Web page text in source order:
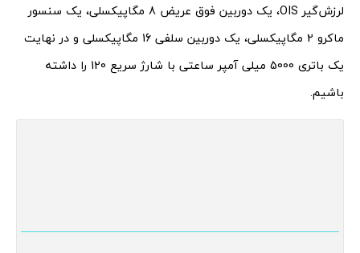
لرزش‌گیر OIS، یک دوربین فوق عریض 8 مگاپیکسلی، یک سنسور
ماکرو 2 مگاپیکسلی، یک دوربین سلفی 16 مگاپیکسلی و در نهایت
یک باتری 5000 میلی آمپر ساعتی با شارژ سریع 120 را داشته
باشیم.